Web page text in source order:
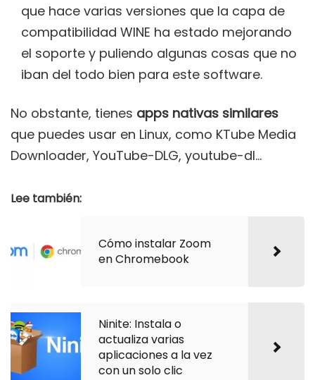
que hace varias versiones que la capa de
compatibilidad WINE ha estado mejorando
el soporte y puliendo algunas cosas que no
iban del todo bien para este software.
No obstante, tienes apps nativas similares
que puedes usar en Linux, como KTube Media
Downloader, YouTube-DLG, youtube-dl…
Lee también:
Cómo instalar Zoom
en Chromebook
Ninite: Instala o
actualiza varias
aplicaciones a la vez
con un solo clic